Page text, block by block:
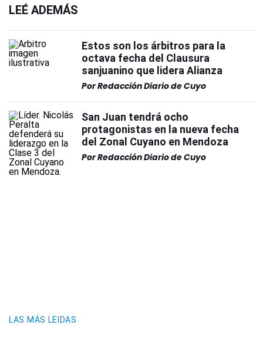
LEÉ ADEMÁS
Estos son los árbitros para la
octava fecha del Clausura
sanjuanino que lidera Alianza
PorRedacción Diario de Cuyo
San Juan tendrá ocho
protagonistas en la nueva fecha
del Zonal Cuyano en Mendoza
PorRedacción Diario de Cuyo
LAS MÁS LEIDAS